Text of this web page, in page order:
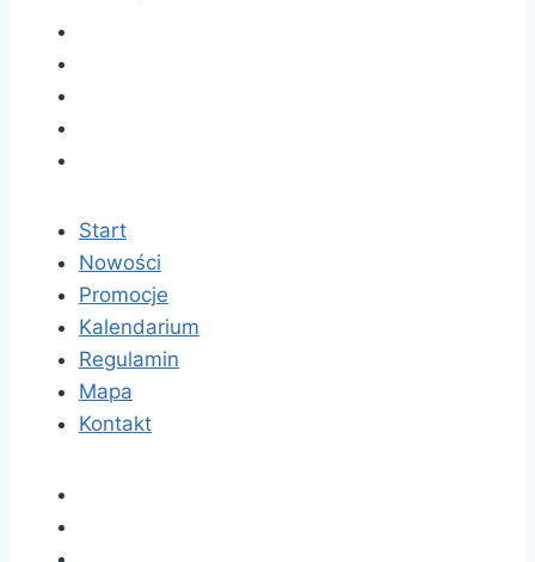
Start
Nowości
Promocje
Kalendarium
Regulamin
Mapa
Kontakt